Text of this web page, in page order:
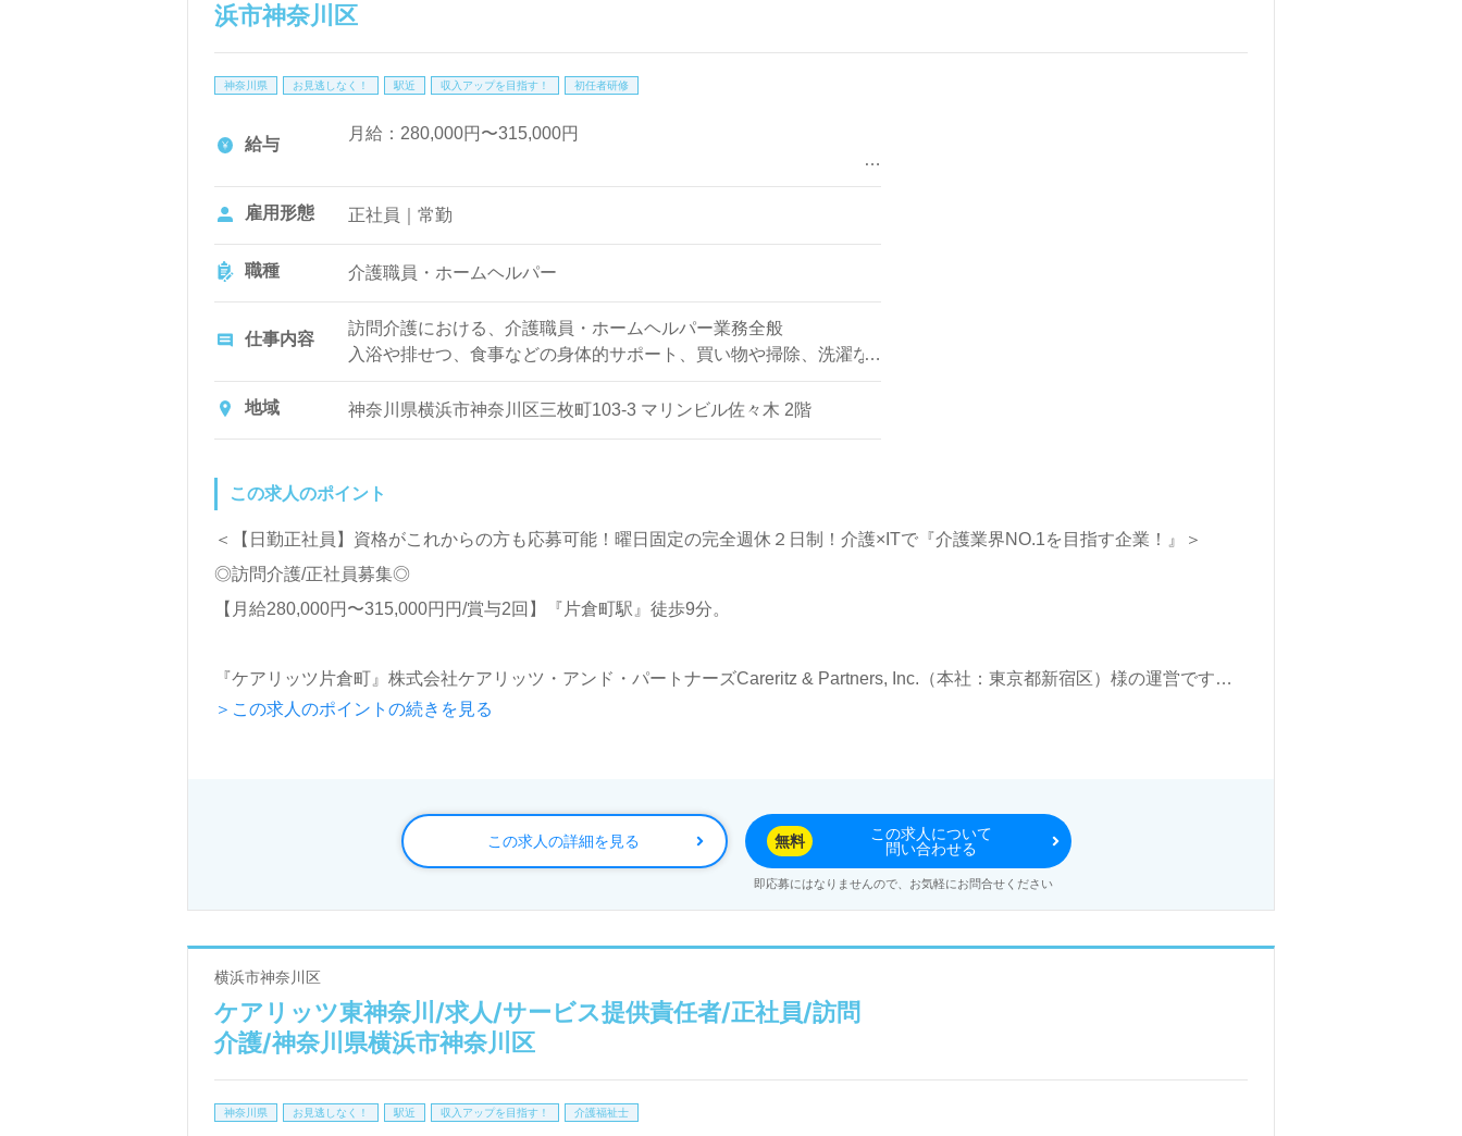
浜市神奈川区
神奈川県 お見逃しなく！ 駅近 収入アップを目指す！ 初任者研修
給与
月給：280,000円〜315,000円
土日出勤手当（月最大6,000円）別途支給
資格手当：（介護福祉士）15,000円
給与改定：年1回（4月）
雇用形態 正社員｜常勤
職種 介護職員・ホームヘルパー
仕事内容
訪問介護における、介護職員・ホームヘルパー業務全般
入浴や排せつ、食事などの身体的サポート、買い物や掃除、洗濯な
ど日常生活のサポートなど
地域
神奈川県横浜市神奈川区三枚町103-3 マリンビル佐々木 2階
この求人のポイント
＜【日勤正社員】資格がこれからの方も応募可能！曜日固定の完全週休２日制！介護×ITで『介護業界NO.1を目指す企業！』＞
◎訪問介護/正社員募集◎
【月給280,000円〜315,000円円/賞与2回】『片倉町駅』徒歩9分。
『ケアリッツ片倉町』株式会社ケアリッツ・アンド・パートナーズCareritz & Partners, Inc.（本社：東京都新宿区）様の運営です。
正社員2,600人以上。宮城県、東京都、神奈川県、千葉県、埼玉県、愛知県、山梨県、大阪府を中心に訪問介護、通所介護、短期入
◎ご利用者様の笑顔がやりがいに！『ケアリッツ品質』でプロフェッショナル訪問介護を実現される事業所様！◎
看護助手や介護職経験のある方をお迎えします。訪問介護事業所での勤務経験は問いません。ご利用者様宅への訪問（介護業務、買
サービス展開エリアは神奈川区。募集詳細等、担当コンサルタントよりご案内します。お問い合わせも遠慮なくお願いします。
＞この求人のポイントの続きを見る
この求人の詳細を見る 無料
この求人について
問い合わせる
即応募にはなりませんので、お気軽にお問合せください
横浜市神奈川区
ケアリッツ東神奈川/求人/サービス提供責任者/正社員/訪問
介護/神奈川県横浜市神奈川区
神奈川県 お見逃しなく！ 駅近 収入アップを目指す！ 介護福祉士